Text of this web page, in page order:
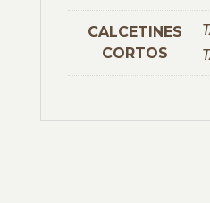
CALCETINES
CORTOS